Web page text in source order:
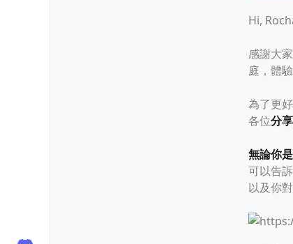
Hi,
感謝大
庭，體
為了更
各位分
無論你
可以告
以及你